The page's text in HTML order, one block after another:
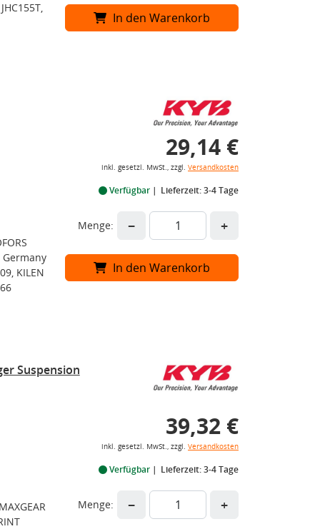
In den Warenkorb
Germany
KILEN
29,14 €
inkl. gesetzl. MwSt., zzgl. Versandkosten
Verfügbar Lieferzeit: 3-4 Tage
Menge: − +
In den Warenkorb
Suspension
39,32 €
inkl. gesetzl. MwSt., zzgl. Versandkosten
Verfügbar Lieferzeit: 3-4 Tage
Menge: − +